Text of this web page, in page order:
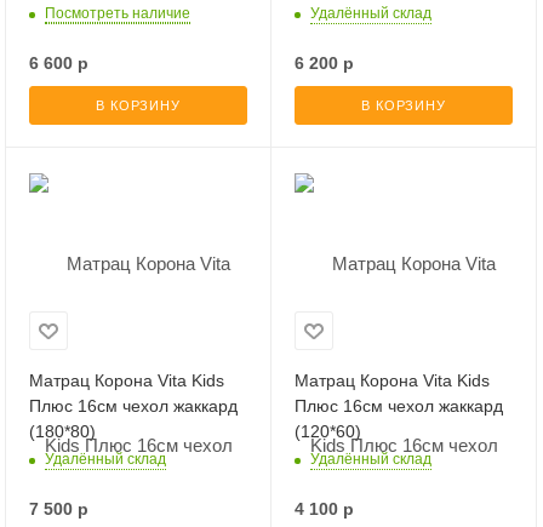
Посмотреть наличие
6 600 р
В КОРЗИНУ
Удалённый склад
6 200 р
В КОРЗИНУ
Матрац Корона Vita Kids
Плюс 16см чехол жаккард
(180*80)
Удалённый склад
7 500 р
Матрац Корона Vita Kids
Плюс 16см чехол жаккард
(120*60)
Удалённый склад
4 100 р